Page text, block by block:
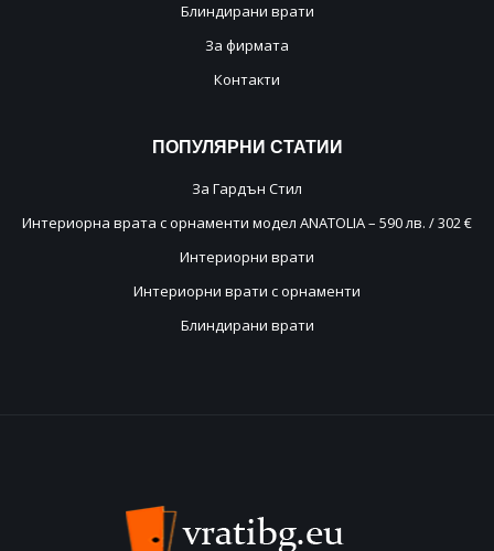
Блиндирани врати
За фирмата
Контакти
ПОПУЛЯРНИ СТАТИИ
За Гардън Стил
Интериорна врата с орнаменти модел ANATOLIA – 590 лв. / 302 €
Интериорни врати
Интериорни врати с орнаменти
Блиндирани врати